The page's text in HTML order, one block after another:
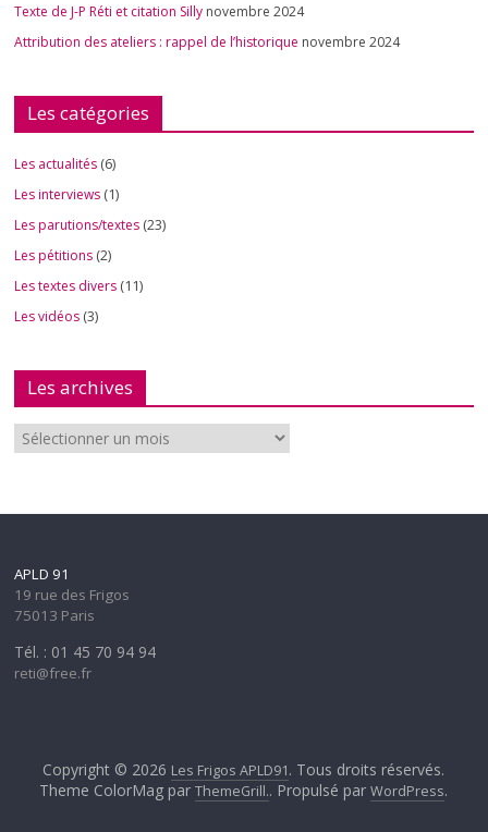
Texte de J-P Réti et citation Silly novembre 2024
Attribution des ateliers : rappel de l’historique novembre 2024
Les catégories
Les actualités (6)
Les interviews (1)
Les parutions/textes (23)
Les pétitions (2)
Les textes divers (11)
Les vidéos (3)
Les archives
APLD 91
19 rue des Frigos
75013 Paris
Tél. : 01 45 70 94 94
reti@free.fr
Copyright © 2026 Les Frigos APLD91. Tous droits réservés.
Theme ColorMag parThemeGrill.. Propulsé parWordPress.